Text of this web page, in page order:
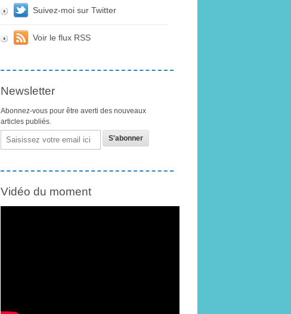
Suivez-moi sur Twitter
Voir le flux RSS
Newsletter
Abonnez-vous pour être averti des nouveaux
articles publiés.
Email
Vidéo du moment